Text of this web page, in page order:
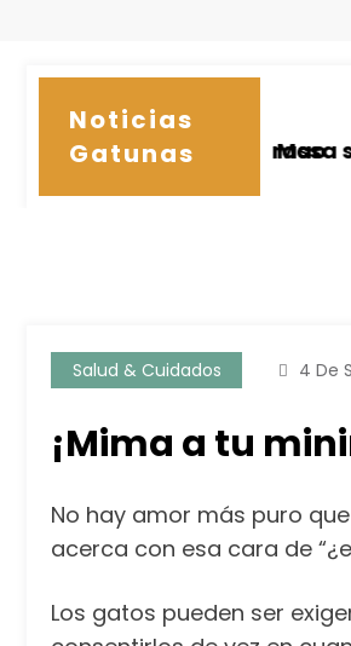
Noticias
Gatunas
Xiao Mao
Terrassa suspende
Salud & Cuidados 4 De
¡Mima a tu
No hay amor más puro
acerca con esa cara de
Los gatos pueden ser